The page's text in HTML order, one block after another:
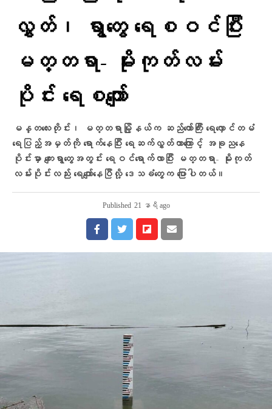
လွှတ်၊ ရွာတွေ ရေစဝင်ပြီး
မတ္တရာ- မိုးကုတ်လမ်း
ပိုင်း ရေစကျော်
မန္တလေးတိုင်း၊ မတ္တရာမြို့နယ်က ဆည်တော်ကြီး ရေလှောင်တမံ
ရေပြည့်အမှတ်ကို ရောက်နေပြီး ရေဆက်လွှတ်တာကြောင့် အခု‌‌ညနေ
ပိုင်းမှာ ကျေးရွာတွေအတွင်း ရေဝင်‌ရောက်လာပြီး မတ္တရာ- မိုးကုတ်
လမ်းပိုင်းလည်း ရေကျော်နေပြီလို့ ဒေသခံတွေက ပြောပါတယ်။
Published 21 နာရီ ago